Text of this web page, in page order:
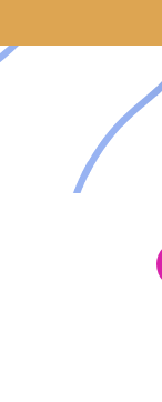
to
content